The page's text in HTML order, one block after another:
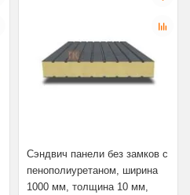
Сэндвич панели без замков с
пенополиуретаном, ширина
1000 мм, толщина 10 мм,